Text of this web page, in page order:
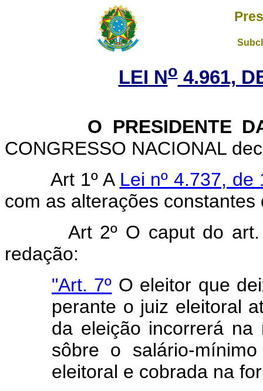
LEI No4.961,
O PRESIDENTE DA
CONGRESSO NACIONAL
Art 1º A Lei nº 4.737,
com as alterações
Art 2º O caput do
redação:
"Art. 7º O eleitor que
perante o juiz eleitoral
da eleição incorrerá
sôbre o salário-
eleitoral e cobrada na